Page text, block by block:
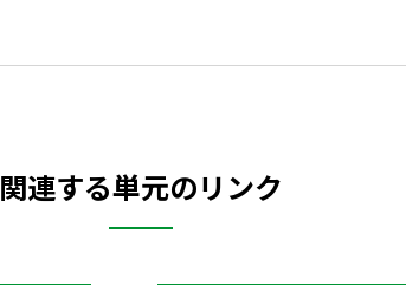
関連する単元のリンク